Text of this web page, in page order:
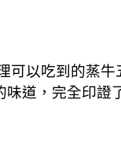
可以吃到的蒸
道，完全印證